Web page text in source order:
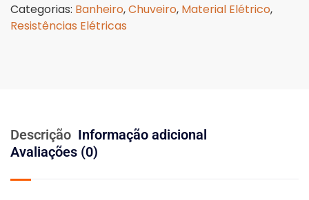
Categorias: Banheiro,Chuveiro, Material Elétrico,
Resistências Elétricas
Descrição Informação adicional
Avaliações (0)